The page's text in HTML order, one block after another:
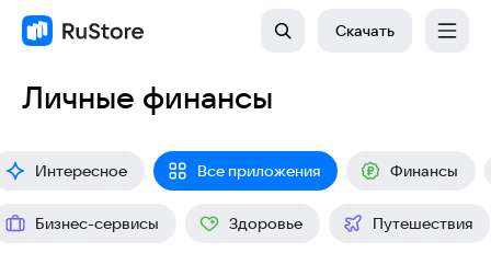
Скачать
Личные финансы
Интересное Все приложения Финансы
Бизнес-сервисы Здоровье Путешествия